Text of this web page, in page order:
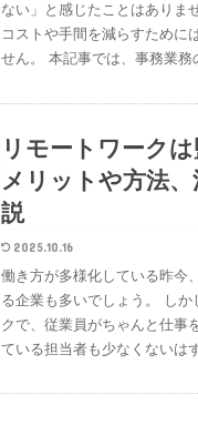
ない」と感じたことはありま
コストや手間を減らすために
せん。 本記事では、事務業
リモートワーク
メリットや方法
説
2025.10.16
働き方が多様化している昨今
る企業も多いでしょう。 し
クで、従業員がちゃんと仕事
ている担当者も少なくないは